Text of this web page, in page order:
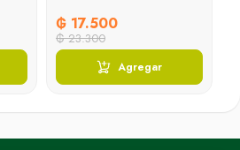
₲ 17.500
₲ 23.300
Agregar